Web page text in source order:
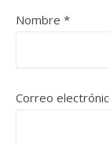
Nombre *
Correo